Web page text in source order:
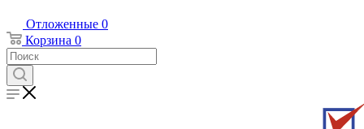
Отложенные 0
Корзина 0